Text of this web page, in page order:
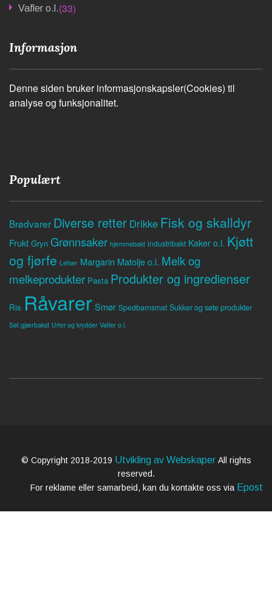
Vafler o.l.(33)
Informasjon
Denne siden bruker informasjonskapsler(Cookies) til
analyse og funksjonalitet.
Populært
Brødvarer Diverse retter Drikke Fisk og skalldyr
Frukt Gryn Grønnsaker hjemmebakt industribakt Kaker o.l. Kjøtt
og fjørfe Lefser Margarin Matolje o.l. Melk og
melkeprodukter Pasta Produkter og ingredienser
Ris RåvarerSmør Spedbarnsmat Sukker og søte produkter
Søt gjærbakst Urter og krydder Vafler o.l.
© Copyright 2018-2019 Utvikling av Webskaper All rights
reserved.
For reklame eller samarbeid, kan du kontakte oss via Epost